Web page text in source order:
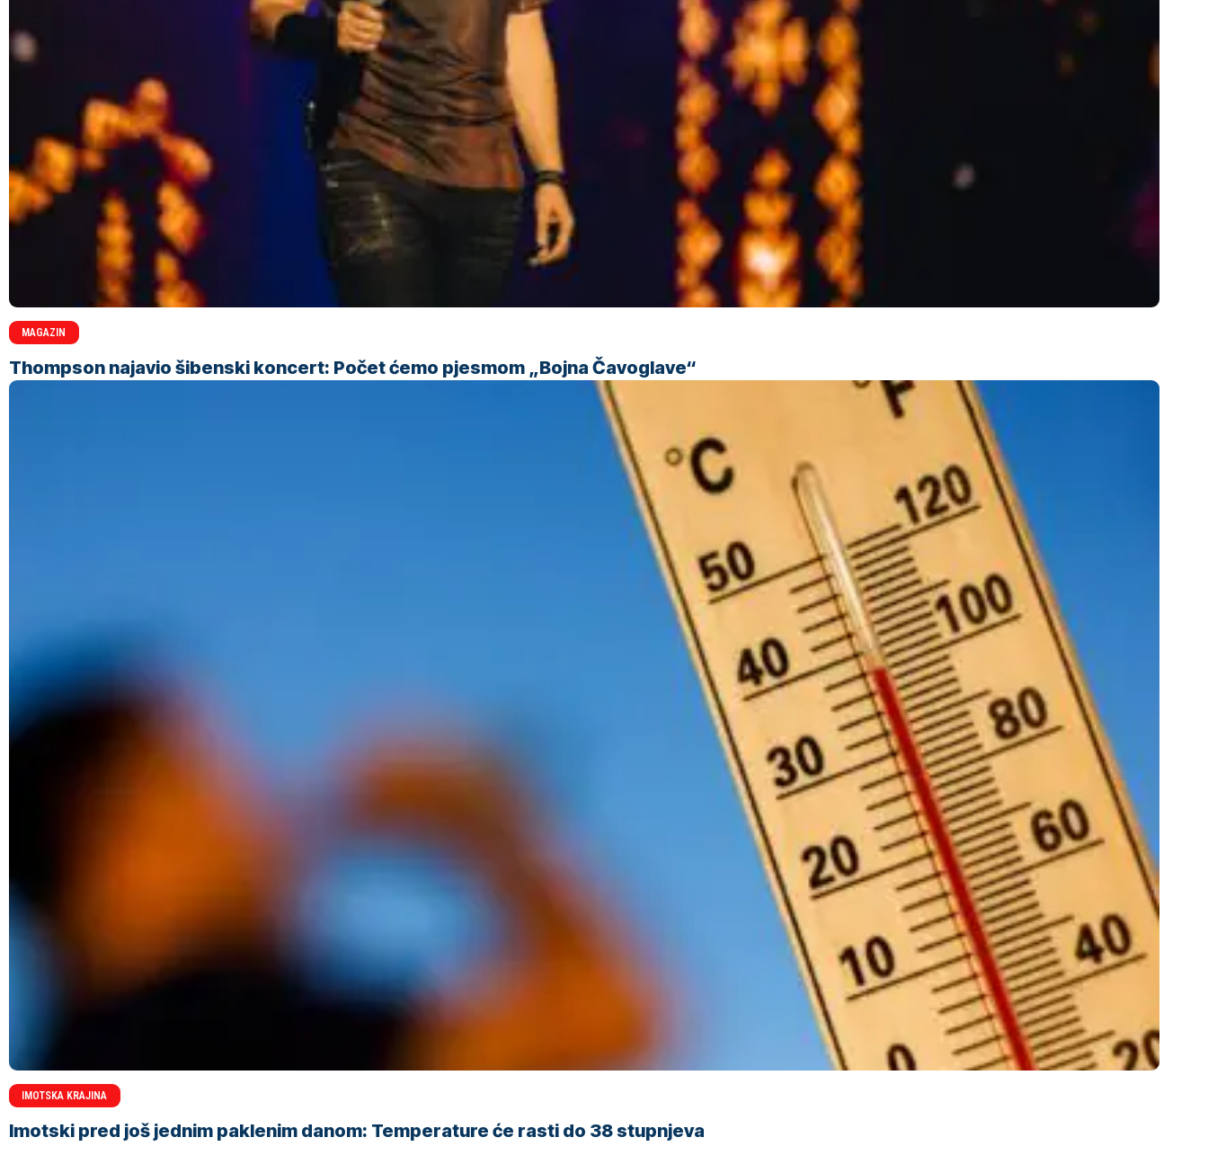
MAGAZIN
Thompson najavio šibenski koncert: Počet ćemo pjesmom „Bojna Čavoglave“
IMOTSKA KRAJINA
Imotski pred još jednim paklenim danom: Temperature će rasti do 38 stupnjeva